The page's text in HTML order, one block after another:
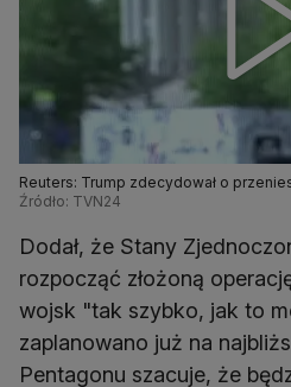
Reuters: Trump zdecydował o
Źródło: TVN24
Dodał, że Stany
rozpocząć złożoną
wojsk "tak szybko, jak to
zaplanowano już na
Pentagonu szacuje, że